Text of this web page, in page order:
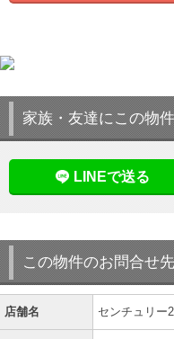
家族・友達にこの物
LINEで送る
この物件のお問合せ先
店舗名 センチュリー